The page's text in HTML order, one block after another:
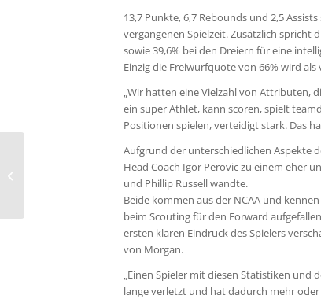
13,7 Punkte, 6,7 Rebounds und 2,5
vergangenen Spielzeit. Zusätzlich spricht
sowie 39,6% bei den Dreiern für eine
Einzig die Freiwurfquote von 66% wird
„Wir hatten eine Vielzahl von Attributen,
ein super Athlet, kann scoren, spielt
Positionen spielen, verteidigt stark. Das
Aufgrund der unterschiedlichen Aspekte
Head Coach Igor Perovic zu einem eher
und Phillip Russell wandte.
Beide kommen aus der NCAA und
beim Scouting für den Forward
ersten klaren Eindruck des Spielers
von Morgan.
„Einen Spieler mit diesen Statistiken und
lange verletzt und hat dadurch mehr
Erfahrung, Athletik und